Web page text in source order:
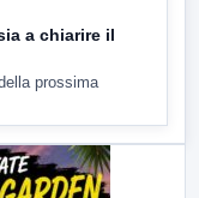
a chiarire il
prossima